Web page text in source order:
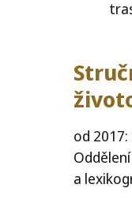
od
a